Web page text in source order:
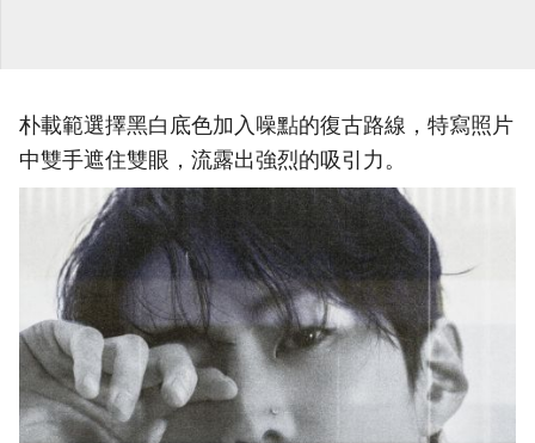
朴載範選擇黑白底色加入噪點的復古路線，特寫照片
中雙手遮住雙眼，流露出強烈的吸引力。